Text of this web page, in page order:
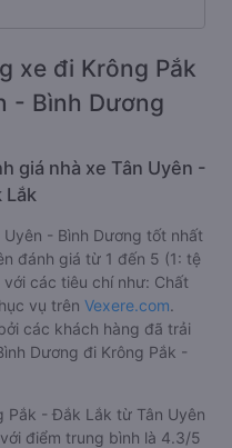
xe đi Krông Pắk
- Bình Dương
giá nhà xe Tân Uyên -
Lắk
- Bình Dương tốt nhất
đánh giá từ 1 đến 5 (1: tệ
các tiêu chí như: Chất
vụ trên Vexere.com.
các khách hàng đã trải
Dương đi Krông Pắk -
Pắk - Đắk Lắk từ Tân Uyên
điểm trung bình là 4.3/5